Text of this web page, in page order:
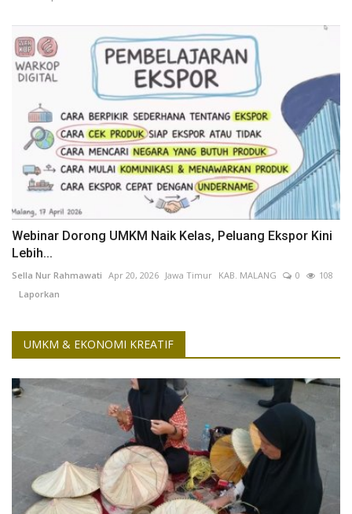
Webinar Dorong UMKM Naik Kelas, Peluang Ekspor Kini
Lebih...
Sella Nur Rahmawati Apr 20, 2026 Jawa Timur KAB. MALANG 0
108
Laporkan
UMKM & EKONOMI KREATIF